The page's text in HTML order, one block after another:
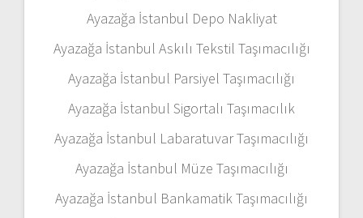
Ayazağa İstanbul Depo Nakliyat
Ayazağa İstanbul Askılı Tekstil Taşımacılığı
Ayazağa İstanbul Parsiyel Taşımacılığı
Ayazağa İstanbul Sigortalı Taşımacılık
Ayazağa İstanbul Labaratuvar Taşımacılığı
Ayazağa İstanbul Müze Taşımacılığı
Ayazağa İstanbul Bankamatik Taşımacılığı